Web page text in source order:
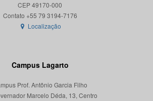
CEP 49170-000
Localização
Campus Lagarto
Prof. Antônio Garcia Filho
Marcelo Déda, 13, Centro